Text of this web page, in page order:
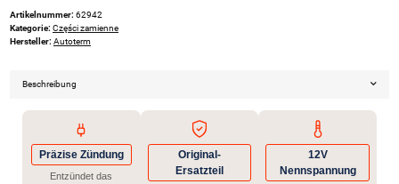
Artikelnummer: 62942
Kategorie: Części zamienne
Hersteller: Autoterm
Beschreibung
Präzise Zündung
Entzündet das
Original-
Ersatzteil
12V
Nennspannung